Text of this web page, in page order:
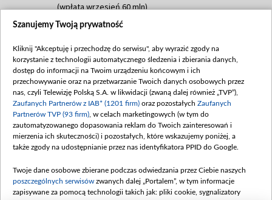
(wpłata wrzesień 60 mln)
Dofinansowanie 635 783 051,21 PLN
(wpłata wrzesień 100 mln, październik 350
mln, listopad 265 mln)
Dofinansowanie 48 862 000,00 PLN
Data podpisania umowy: GRUDZIEŃ 2025
(wpłata grudzień 60,548 mln)
Dofinansowanie 900 000 000,00 PLN
Data podpisania umowy: LUTY 2026 (wpłata
kwiecień 180 mln, 7 maja 180 mln, 8
czerwca 90 mln)
Szanujemy Twoją prywatność
Kliknij "Akceptuję i przechodzę do serwisu", aby wyrazić zgody na
korzystanie z technologii automatycznego śledzenia i zbierania danych,
dostęp do informacji na Twoim urządzeniu końcowym i ich
przechowywanie oraz na przetwarzanie Twoich danych osobowych przez
nas, czyli Telewizję Polską S.A. w likwidacji (zwaną dalej również „TVP”),
Zaufanych Partnerów z IAB* (1201 firm) oraz pozostałych Zaufanych
Partnerów TVP (93 firm) , w celach marketingowych (w tym do
zautomatyzowanego dopasowania reklam do Twoich zainteresowań i
mierzenia ich skuteczności) i pozostałych, które wskazujemy poniżej, a
także zgody na udostępnianie przez nas identyfikatora PPID do Google.
Twoje dane osobowe zbierane podczas odwiedzania przez Ciebie naszych
poszczególnych serwisów zwanych dalej „Portalem”, w tym informacje
zapisywane za pomocą technologii takich jak: pliki cookie, sygnalizatory